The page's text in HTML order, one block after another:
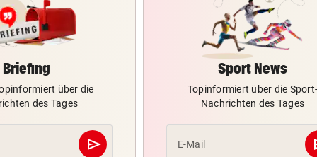
Briefing
über die
des Tages
send
Abschicken
Sport News
Topinformiert über die Sport-
Nachrichten des Tages
E-Mail